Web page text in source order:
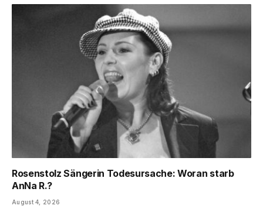
Rosenstolz Sängerin Todesursache: Woran starb
AnNa R.?
August 4, 2026